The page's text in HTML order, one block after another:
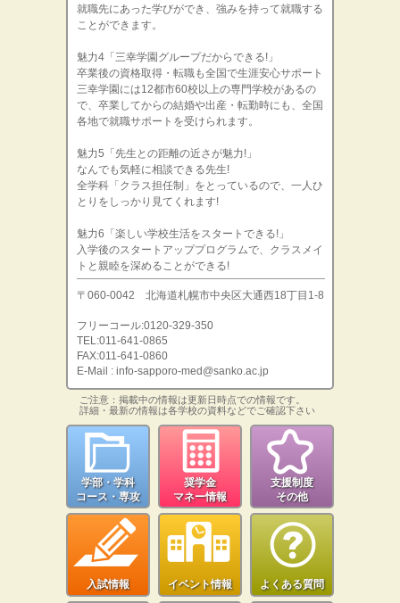
就職先にあった学びができ、強みを持って就職する
ことができます。
魅力4「三幸学園グループだからできる!」
卒業後の資格取得・転職も全国で生涯安心サポート
三幸学園には12都市60校以上の専門学校があるの
で、卒業してからの結婚や出産・転勤時にも、全国
各地で就職サポートを受けられます。
魅力5「先生との距離の近さが魅力!」
なんでも気軽に相談できる先生!
全学科「クラス担任制」をとっているので、一人ひ
とりをしっかり見てくれます!
魅力6「楽しい学校生活をスタートできる!」
入学後のスタートアッププログラムで、クラスメイ
トと親睦を深めることができる!
〒060-0042 北海道札幌市中央区大通西18丁目1-8
フリーコール:0120-329-350
TEL:011-641-0865
FAX:011-641-0860
E-Mail : info-sapporo-med@sanko.ac.jp
ご注意：掲載中の情報は更新日時点での情報です。
詳細・最新の情報は各学校の資料などでご確認下さい
学部・学科
コース・専攻
奨学金
マネー情報
支援制度
その他
入試情報 イベント情報 よくある質問